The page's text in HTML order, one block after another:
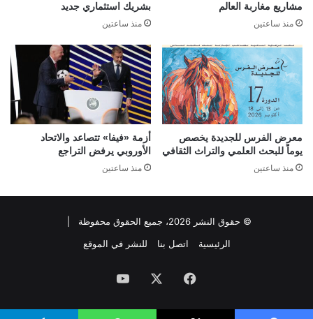
مشاريع مغاربة العالم
منذ ساعتين
بشريك استثماري جديد
منذ ساعتين
معرض الفرس للجديدة يخصص
يوماً للبحث العلمي والتراث الثقافي
منذ ساعتين
أزمة «فيفا» تتصاعد والاتحاد
الأوروبي يرفض التراجع
منذ ساعتين
© حقوق النشر 2026، جميع الحقوق محفوظة |
الرئيسية
اتصل بنا للنشر في الموقع
فيسبوك